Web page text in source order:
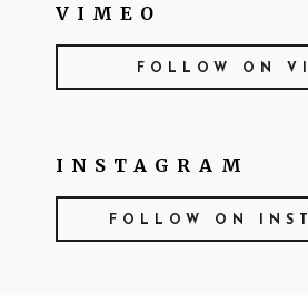
VIMEO
FOLLOW ON
INSTAGRAM
FOLLOW ON